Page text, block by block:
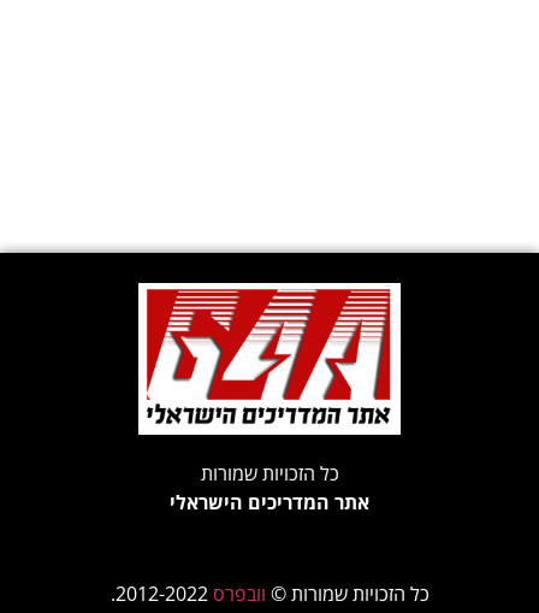
כל הזכויות שמורות
אתר המדריכים הישראלי
כל הזכויות שמורות ©וובפרס2012-2022.